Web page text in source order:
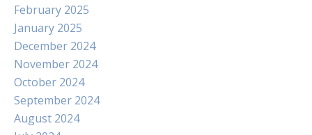
February 2025
January 2025
December 2024
November 2024
October 2024
September 2024
August 2024